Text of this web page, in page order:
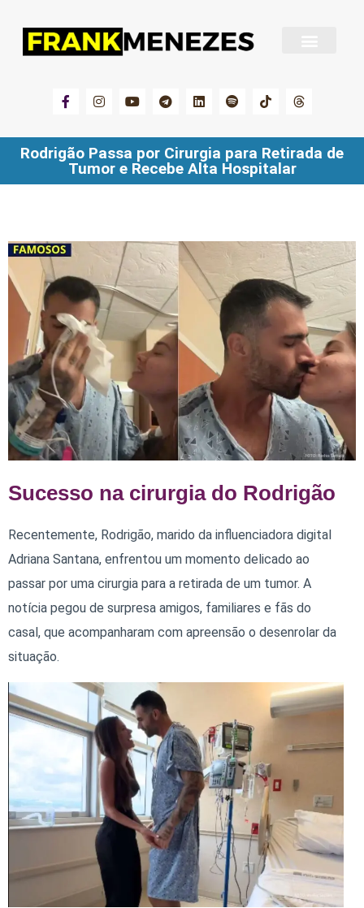
Rodrigão Passa por Cirurgia para Retirada de
Tumor e Recebe Alta Hospitalar
Sucesso na cirurgia do Rodrigão
Recentemente, Rodrigão, marido da influenciadora digital
Adriana Santana, enfrentou um momento delicado ao
passar por uma cirurgia para a retirada de um tumor. A
notícia pegou de surpresa amigos, familiares e fãs do
casal, que acompanharam com apreensão o desenrolar da
situação.